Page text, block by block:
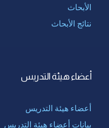
الأبحاث
نتائج الأبحاث
أعضاء هيئة التدريس
أعضاء هيئة التدريس
بيانات أعضاء هيئة التدريس